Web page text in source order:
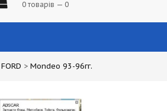
0 товарів — 0
> Mondeo 93-96гг.